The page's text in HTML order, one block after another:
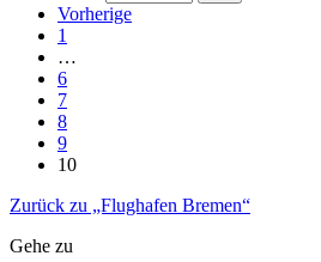
Vorherige
1
…
6
7
8
9
10
Zurück zu „Flughafen Bremen“
Gehe zu